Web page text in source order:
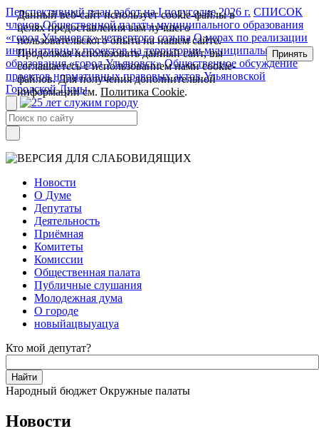
Перспективный план работ на I полугодие 2026 г. СПИСОК
членов Общественной палаты муниципального образования
«город Ульяновск» четвертого созыва О мерах по реализации
инициативных проектов на территории муниципального
образования «город Ульяновск» Общественное обсуждение
проектов нормативных правовых актов Ульяновской
Городской Думы
Новости
О Думе
Депутаты
Деятельность
Приёмная
Комитеты
Комиссии
Общественная палата
Публичные слушания
Молодежная дума
О городе
новыйацвыуацуа
Кто мой депутат?
Народный бюджет Окружные палаты
Новости
Данный веб-сайт использует cookie-файлы в
целях предоставления вам лучшего
пользовательского опыта на нашем сайте.
Продолжая использовать данный сайт, вы
соглашаетесь с использованием нами cookie-
файлов. Для получения дополнительной
информации см.Политика Cookie.
Принять